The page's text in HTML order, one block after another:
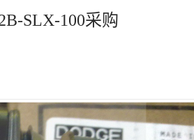
SLX-100采购